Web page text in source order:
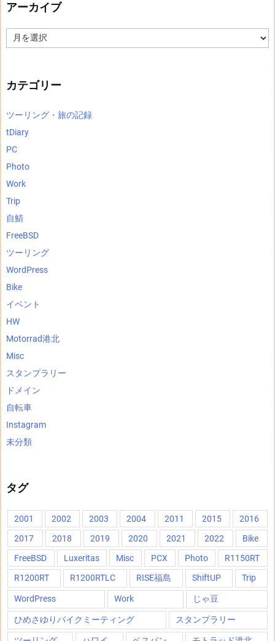
アーカイブ
ー
カテゴリー
ツーリング・旅の記録
tDiary
PC
Photo
Work
Trip
自鯖
FreeBSD
ツーリング
WordPress
Bike
イベント
HW
Motorrad港北
Misc
スタンプラリー
ドメイン
自転車
Instagram
未分類
タグ
2001 2002 2003 2004 2011 2015
2016
2017
2018 2019 2020 2021 2022
Bike
FreeBSD
Luxeritas Misc PCX Photo
R1150RT
R1200RT
R1200RTLC RISE福島 ShiftUP Trip
WordPress Work じゃ豆
ひめさゆりバイクミーティング スタンプラリー